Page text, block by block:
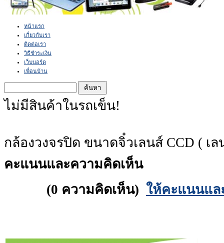
หน้าแรก
เกี่ยวกับเรา
ติดต่อเรา
วิธีชำระเงิน
เว็บบอร์ด
เพื่อนบ้าน
ไม่มีสินค้าในรถเข็น!
กล้องวงจรปิด ขนาดจิ๋วเลนส์ CCD ( เล
คะแนนและความคิดเห็น
(0 ความคิดเห็น) ให้คะแนนแ